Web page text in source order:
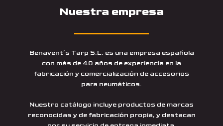
Nuestra empresa
Benavent’s Tarp S.L. es una empresa española
con más de 40 años de experiencia en la
fabricación y comercialización de accesorios
para neumáticos.
Nuestro catálogo incluye productos de marcas
reconocidas y de fabricación propia, y destacan